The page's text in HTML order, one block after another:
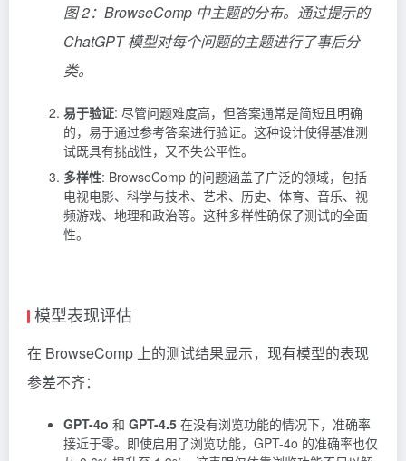
图 2：BrowseComp 中主题的分布。通过提示的
ChatGPT模型对每个问题的主题进行了事后分
类。
易于验证: 尽管问题难度高，但答案通常是简短且明确
的，易于通过参考答案进行验证。这种设计使得基准测
试既具有挑战性，又不失公平性。
多样性: BrowseComp 的问题涵盖了广泛的领域，包括
电视电影、科学与技术、艺术、历史、体育、音乐、视
频游戏、地理和政治等。这种多样性确保了测试的全面
性。
模型表现评估
在 BrowseComp 上的测试结果显示，现有模型的表现
参差不齐：
GPT-4o 和 GPT-4.5 在没有浏览功能的情况下，准确率
接近于零。即使启用了浏览功能，GPT-4o 的准确率也仅